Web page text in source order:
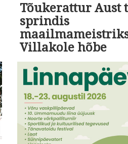
Tõukerattur Aust
sprindis
Villakole hõbe